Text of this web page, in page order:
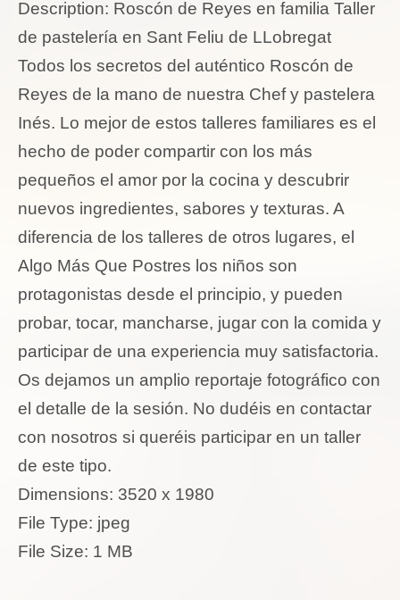
Description: Roscón de Reyes en familia Taller
de pastelería en Sant Feliu de LLobregat
Todos los secretos del auténtico Roscón de
Reyes de la mano de nuestra Chef y pastelera
Inés. Lo mejor de estos talleres familiares es el
hecho de poder compartir con los más
pequeños el amor por la cocina y descubrir
nuevos ingredientes, sabores y texturas. A
diferencia de los talleres de otros lugares, el
Algo Más Que Postres los niños son
protagonistas desde el principio, y pueden
probar, tocar, mancharse, jugar con la comida y
participar de una experiencia muy satisfactoria.
Os dejamos un amplio reportaje fotográfico con
el detalle de la sesión. No dudéis en contactar
con nosotros si queréis participar en un taller
de este tipo.
Dimensions: 3520 x 1980
File Type: jpeg
File Size: 1 MB